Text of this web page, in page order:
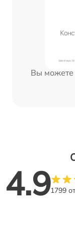
Вы можете
4.91799